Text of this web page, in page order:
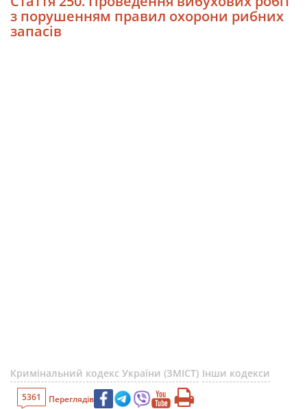
з порушенням правил охорони рибних
запасів
Кримінальний кодекс України (ЗМІСТ) Інши кодекси
5361 Переглядів